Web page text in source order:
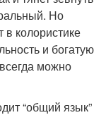
Но
колористике
и богатую
можно
“общий язык”